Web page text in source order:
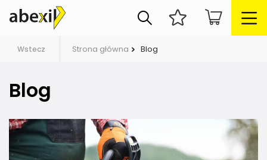
Wstecz Strona główna Blog
Blog